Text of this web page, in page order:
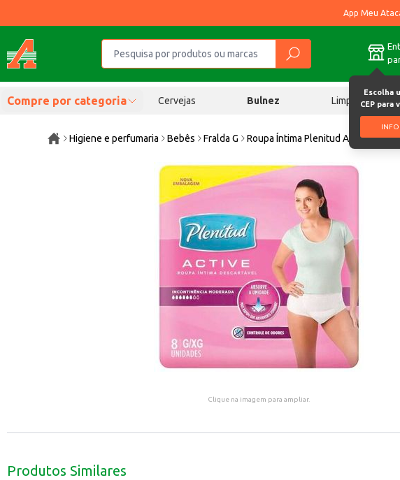
App Meu
Escolha
CEP para
Compre por categoria Cervejas Bulnez Limpeza
Higiene e perfumaria Bebês Fralda G Roupa Íntima Plenitud Active
Clique na imagem para ampliar.
Produtos Similares